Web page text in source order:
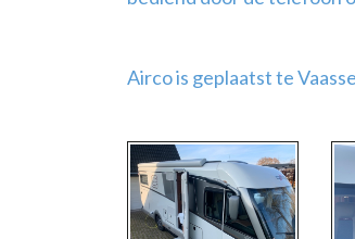
Airco is geplaatst te